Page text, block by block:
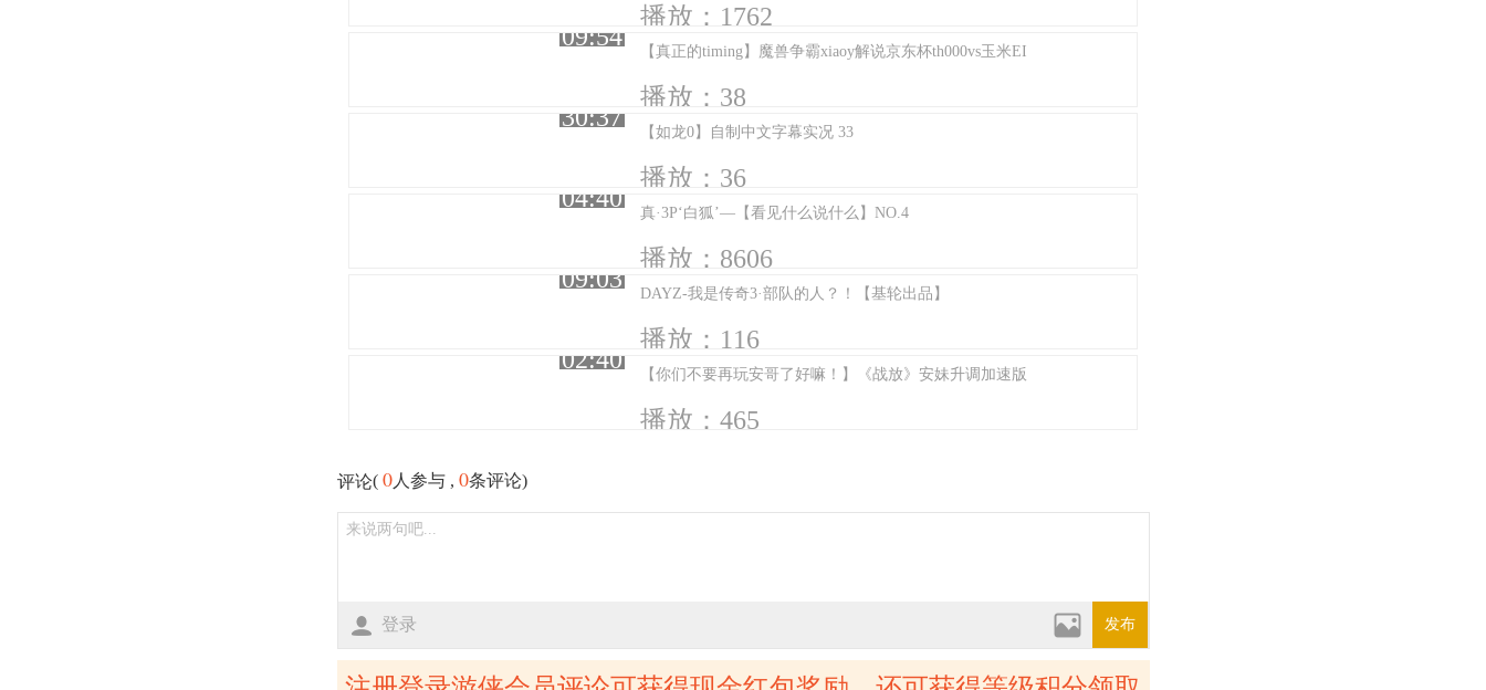
播放：1762
09:54
【真正的timing】魔兽争霸xiaoy解说京东杯th000vs玉米EI
播放：38
30:37
【如龙0】自制中文字幕实况 33
播放：36
04:40
真·3P‘白狐’—【看见什么说什么】NO.4
播放：8606
09:03
DAYZ-我是传奇3·部队的人？！【基轮出品】
播放：116
02:40
【你们不要再玩安哥了好嘛！】《战放》安妹升调加速版
播放：465
评论( 0人参与 , 0条评论)
登录 发布